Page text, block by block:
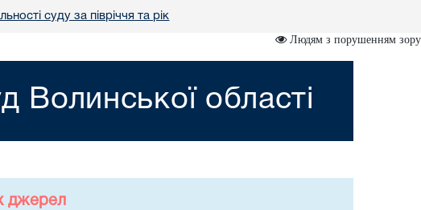
суду за півріччя та рік
Людям з порушенням зору
Волинської області
джерел